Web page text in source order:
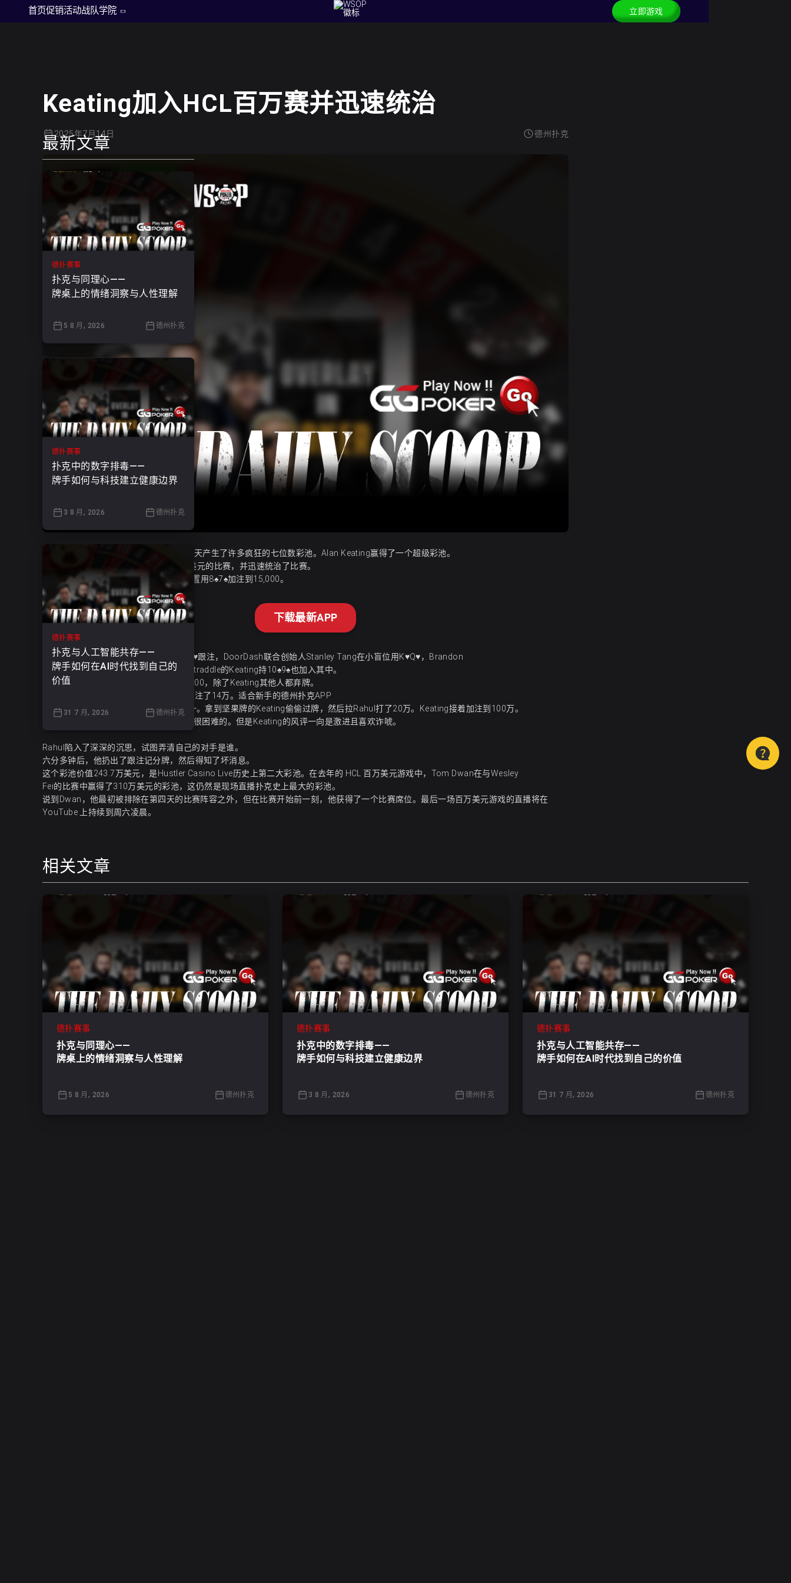
首页促销活动战队学院 立即游戏
德州扑克
Keating加入HCL百万赛并迅速统治
2025年7月14日 德州扑克
Hustler Casino Live百万美元游戏的第四天产生了许多疯狂的七位数彩池。Alan Keating赢得了一个超级彩池。
周四，Keating今年首次参加买入100万美元的比赛，并迅速统治了比赛。
这手牌一开始并无大碍，Rahul在前面位置用8♠7♠加注到15,000。
下载最新APP
蒙面神秘玩家Thomas在按钮位置用A♠6♥跟注，DoorDash联合创始人Stanley Tang在小盲位用K♥Q♥，Brandon
Steven在大盲位用他的K♦10♥也跟注， straddle的Keating持10♠9♠也加入其中。
五人进入翻牌：4♠J♠8♥。Rahul打了40,000，除了Keating其他人都弃牌。
转牌是平淡无奇的：A♦。Keating过牌-跟注了14万。适合新手的德州扑克APP
河牌是一张：7♥，这是最好的行动牌之一。拿到坚果牌的Keating偷偷过牌，然后拉Rahul打了20万。Keating接着加注到100万。
Rahul只有一个小对子，跟注80万美元是很困难的。但是Keating的风评一向是激进且喜欢诈唬。
Rahul陷入了深深的沉思，试图弄清自己的对手是谁。
六分多钟后，他扔出了跟注记分牌，然后得知了坏消息。
这个彩池价值243.7万美元，是Hustler Casino Live历史上第二大彩池。在去年的 HCL 百万美元游戏中，Tom Dwan在与Wesley
Fei的比赛中赢得了310万美元的彩池，这仍然是现场直播扑克史上最大的彩池。
说到Dwan，他最初被排除在第四天的比赛阵容之外，但在比赛开始前一刻，他获得了一个比赛席位。最后一场百万美元游戏的直播将在
YouTube 上持续到周六凌晨。
相关文章
德扑赛事
扑克与同理心——
牌桌上的情绪洞察与人性理解
5 8 月, 2026 德州扑克
德扑赛事
扑克中的数字排毒——
牌手如何与科技建立健康边界
3 8 月, 2026 德州扑克
德扑赛事
扑克与人工智能共存——
牌手如何在AI时代找到自己的价值
31 7 月, 2026 德州扑克
最新文章
德扑赛事
扑克与同理心——
牌桌上的情绪洞察与人性理解
5 8 月, 2026 德州扑克
德扑赛事
扑克中的数字排毒——
牌手如何与科技建立健康边界
3 8 月, 2026 德州扑克
德扑赛事
扑克与人工智能共存——
牌手如何在AI时代找到自己的
价值
31 7 月, 2026 德州扑克